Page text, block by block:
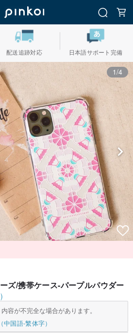
配送追跡対応 日本語サポート完備
1/4
ズ/携帯ケース-パープルパウダー
容が不完全な場合があります。
国語-繁体字）